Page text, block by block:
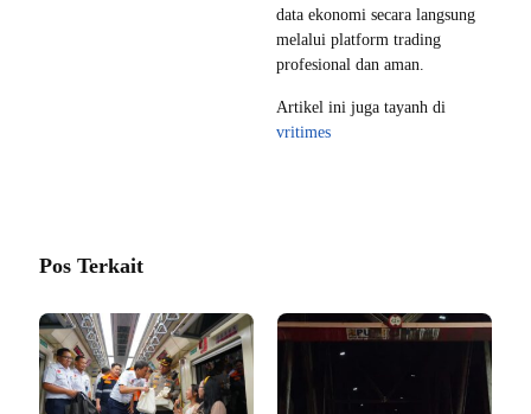
data ekonomi secara langsung
melalui platform trading
profesional dan aman.
Artikel ini juga tayanh di
vritimes
Pos Terkait